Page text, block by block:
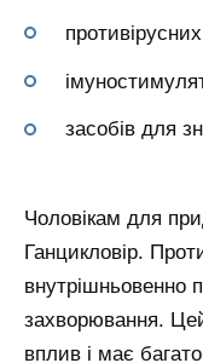
засобів для
Чоловікам для
Ганцикловір.
внутрішньовенно
захворювання.
вплив і має